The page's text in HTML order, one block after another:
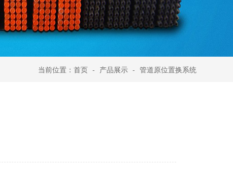
当前位置： 首页 - 产品展示 - 管道原位置换系统